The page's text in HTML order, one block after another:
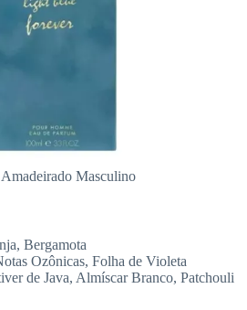
Masculino
Bergamota
Ozônicas, Folha de Violeta
de Java, Almíscar Branco, Patchouli